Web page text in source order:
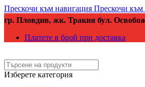
Прескочи към навигация Прескочи към
гр. Пловдив, жк. Тракия бул.
Платете в брой при доставка
Изберете категория